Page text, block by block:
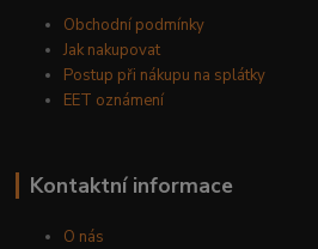
Obchodní podmínky
Jak nakupovat
Postup při nákupu na splátky
EET oznámení
Kontaktní informace
O nás